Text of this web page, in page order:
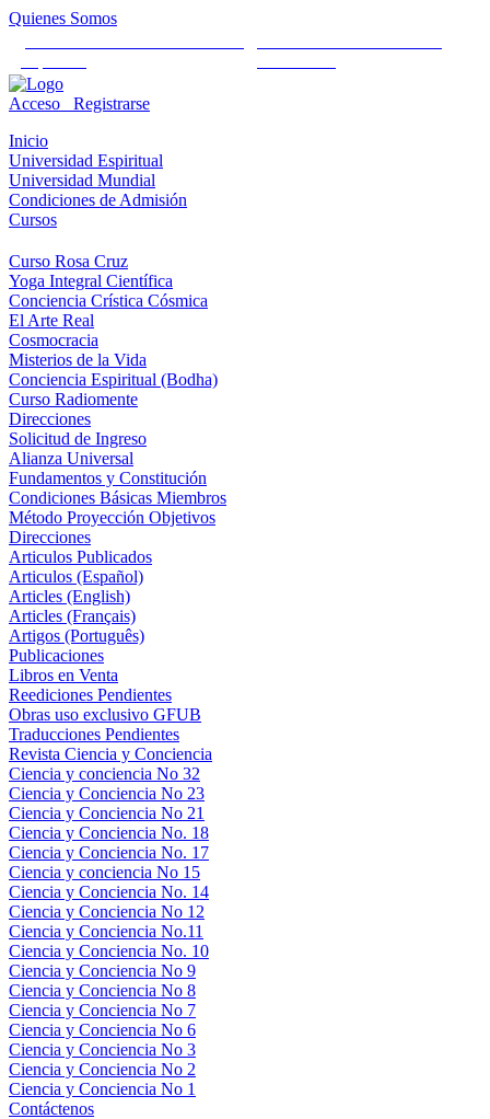
Quienes Somos
Acceso
Registrarse
Inicio
Universidad Espiritual
Universidad Mundial
Condiciones de Admisión
Cursos
Curso Rosa Cruz
Yoga Integral Científica
Conciencia Crística Cósmica
El Arte Real
Cosmocracia
Misterios de la Vida
Conciencia Espiritual (Bodha)
Curso Radiomente
Direcciones
Solicitud de Ingreso
Alianza Universal
Fundamentos y Constitución
Condiciones Básicas Miembros
Método Proyección Objetivos
Direcciones
Articulos Publicados
Articulos (Español)
Articles (English)
Articles (Français)
Artigos (Português)
Publicaciones
Libros en Venta
Reediciones Pendientes
Obras uso exclusivo GFUB
Traducciones Pendientes
Revista Ciencia y Conciencia
Ciencia y conciencia No 32
Ciencia y Conciencia No 23
Ciencia y Conciencia No 21
Ciencia y Conciencia No. 18
Ciencia y Conciencia No. 17
Ciencia y conciencia No 15
Ciencia y Conciencia No. 14
Ciencia y Conciencia No 12
Ciencia y Conciencia No.11
Ciencia y Conciencia No. 10
Ciencia y Conciencia No 9
Ciencia y Conciencia No 8
Ciencia y Conciencia No 7
Ciencia y Conciencia No 6
Ciencia y Conciencia No 3
Ciencia y Conciencia No 2
Ciencia y Conciencia No 1
Contáctenos